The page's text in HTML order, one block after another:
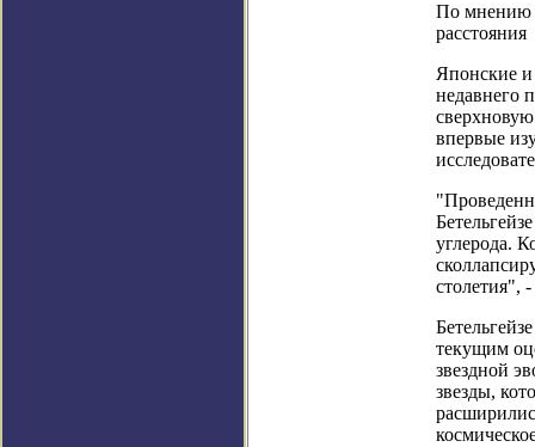
По мнению
расстояния
Японские и
недавнего
впервые
углерода.
столетия",
текущим
звездной
звезды,